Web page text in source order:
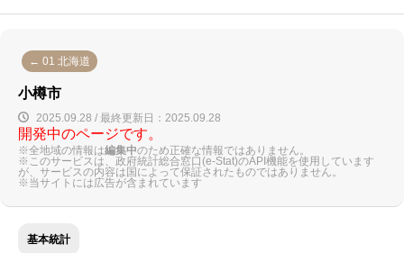
← 01 北海道
小樽市
2025.09.28 / 最終更新日：2025.09.28
開発中のページです。
※全地域の情報は編集中のため正確な情報ではありません。
※このサービスは、政府統計総合窓口(e-Stat)のAPI機能を使用しています
が、サービスの内容は国によって保証されたものではありません。
※当サイトには広告が含まれています
基本統計